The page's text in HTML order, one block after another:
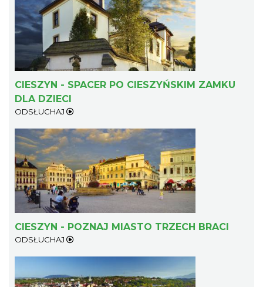
CIESZYN - SPACER PO CIESZYŃSKIM ZAMKU
DLA DZIECI
ODSŁUCHAJ
CIESZYN - POZNAJ MIASTO TRZECH BRACI
ODSŁUCHAJ